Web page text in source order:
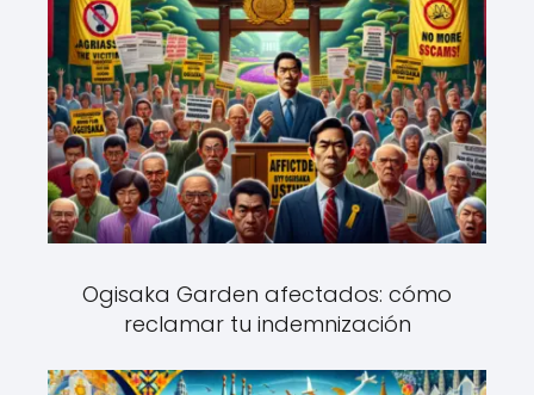
Ogisaka Garden afectados: cómo
reclamar tu indemnización